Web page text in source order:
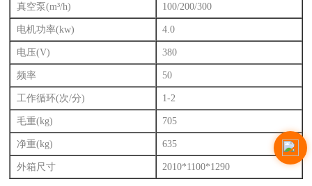
真空泵(m³/h) 100/200/300
电机功率(kw) 4.0
电压(V) 380
频率 50
工作循环(次/分) 1-2
毛重(kg) 705
净重(kg) 635
外箱尺寸 2010*1100*1290